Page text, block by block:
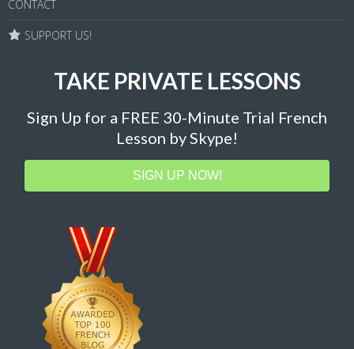
CONTACT
SUPPORT US!
TAKE PRIVATE LESSONS
Sign Up for a FREE 30-Minute Trial French
Lesson by Skype!
SIGN UP NOW!